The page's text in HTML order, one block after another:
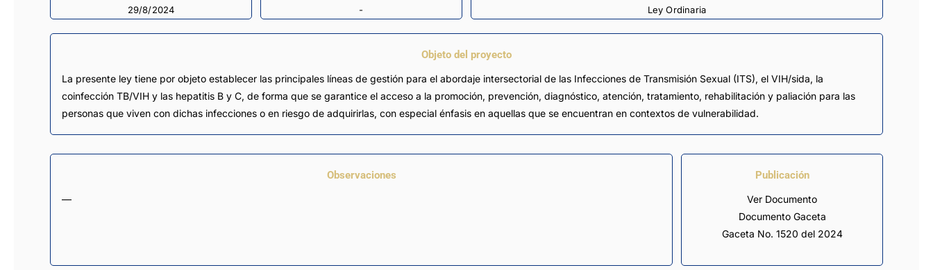
29/8/2024 - Ley Ordinaria
Objeto del proyecto
La presente ley tiene por objeto establecer las principales líneas de gestión para el abordaje intersectorial de las Infecciones de Transmisión Sexual (ITS), el VIH/sida, la
coinfección TB/VIH y las hepatitis B y C, de forma que se garantice el acceso a la promoción, prevención, diagnóstico, atención, tratamiento, rehabilitación y paliación para las
personas que viven con dichas infecciones o en riesgo de adquirirlas, con especial énfasis en aquellas que se encuentran en contextos de vulnerabilidad.
Observaciones
—
Publicación
Ver Documento
Documento Gaceta
Gaceta No. 1520 del 2024